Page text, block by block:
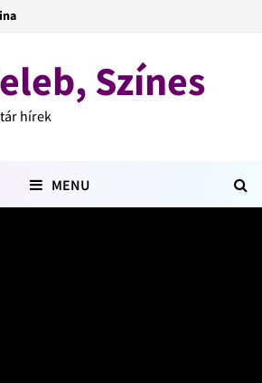
Színes
hírek
MENU